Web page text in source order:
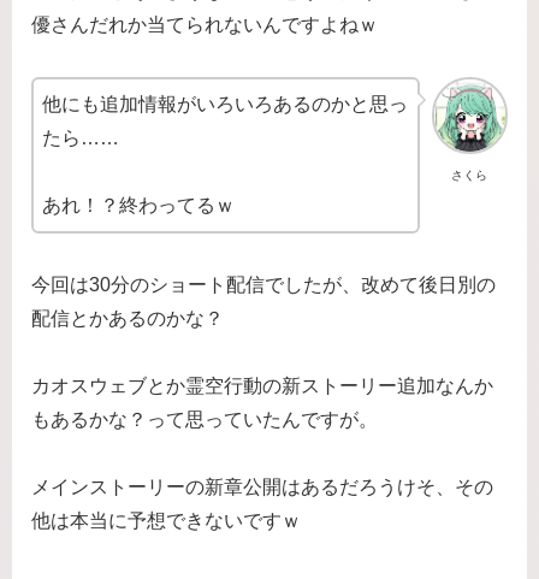
優さんだれか当てられないんですよねｗ
さくら
他にも追加情報がいろいろあるのかと思っ
たら……
あれ！？終わってるｗ
今回は30分のショート配信でしたが、改めて後日別の
配信とかあるのかな？
カオスウェブとか霊空行動の新ストーリー追加なんか
もあるかな？って思っていたんですが。
メインストーリーの新章公開はあるだろうけそ、その
他は本当に予想できないですｗ